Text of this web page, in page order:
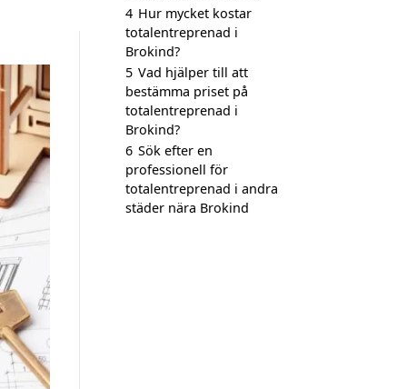
4 Hur mycket kostar
totalentreprenad i
Brokind?
5 Vad hjälper till att
bestämma priset på
totalentreprenad i
Brokind?
6 Sök efter en
professionell för
totalentreprenad i andra
städer nära Brokind